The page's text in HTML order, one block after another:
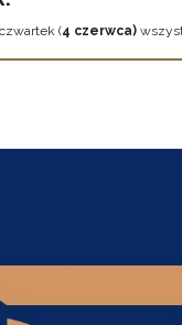
(4 czerwca)